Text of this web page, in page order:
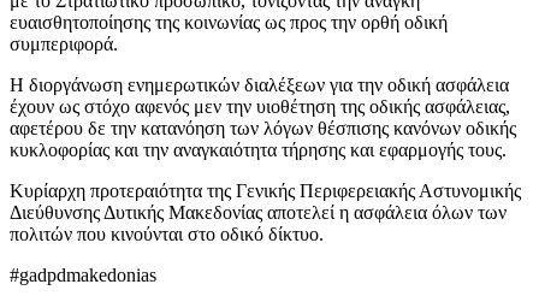
ευαισθητοποίησης της κοινωνίας ως προς την ορθή οδική
συμπεριφορά.
Η διοργάνωση ενημερωτικών διαλέξεων για την οδική ασφάλεια
έχουν ως στόχο αφενός μεν την υιοθέτηση της οδικής ασφάλειας,
αφετέρου δε την κατανόηση των λόγων θέσπισης κανόνων οδικής
κυκλοφορίας και την αναγκαιότητα τήρησης και εφαρμογής τους.
Κυρίαρχη προτεραιότητα της Γενικής Περιφερειακής Αστυνομικής
Διεύθυνσης Δυτικής Μακεδονίας αποτελεί η ασφάλεια όλων των
πολιτών που κινούνται στο οδικό δίκτυο.
#gadpdmakedonias